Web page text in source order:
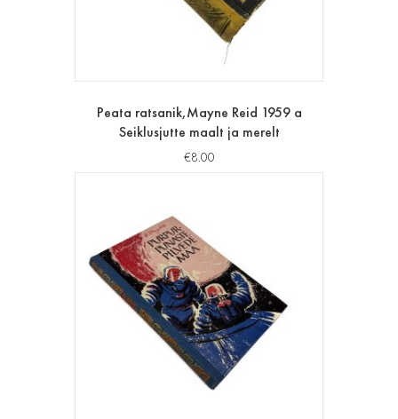
Peata ratsanik,Mayne Reid 1959 a
Seiklusjutte maalt ja merelt
€8.00